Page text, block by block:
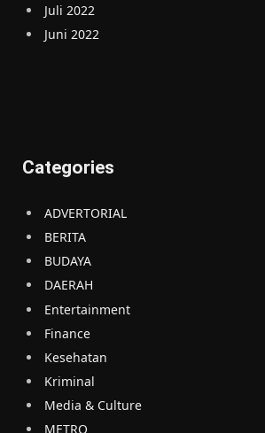
Juli 2022
Juni 2022
Categories
ADVERTORIAL
BERITA
BUDAYA
DAERAH
Entertainment
Finance
Kesehatan
Kriminal
Media & Culture
METRO